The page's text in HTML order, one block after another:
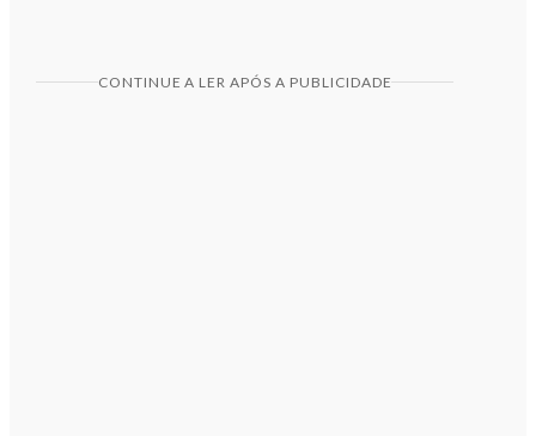
CONTINUE A LER APÓS A PUBLICIDADE